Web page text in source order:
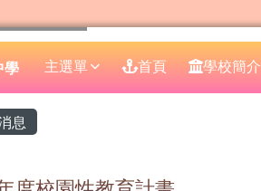
學 主選單 首頁 學校簡介
區域
息